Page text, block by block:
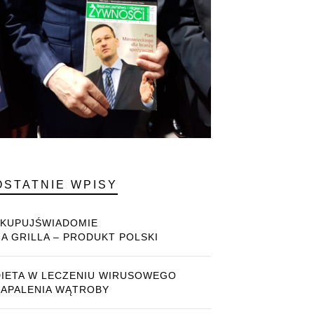
WPISY
GRILLA – PRODUKT POLSKI
W LECZENIU WIRUSOWEGO
WĄTROBY